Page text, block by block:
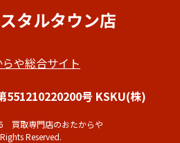
タルタウン店
や総合サイト
551210220200号 KSKU(株)
買取専門店のおたからや
Reserved.